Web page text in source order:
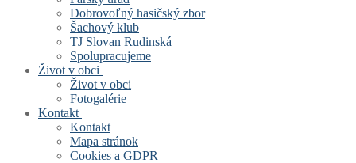
Dobrovoľný hasičský zbor
Šachový klub
TJ Slovan Rudinská
Spolupracujeme
Život v obci
Život v obci
Fotogalérie
Kontakt
Kontakt
Mapa stránok
Cookies a GDPR